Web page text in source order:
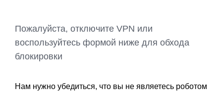
Пожалуйста, отключите VPN или
воспользуйтесь формой ниже для обхода
блокировки
Нам нужно убедиться, что вы не являетесь роботом